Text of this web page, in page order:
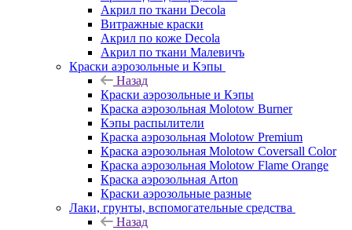
Акрил по ткани Decola
Витражные краски
Акрил по коже Decola
Акрил по ткани Малевичъ
Краски аэрозольные и Кэпы
Назад
Краски аэрозольные и Кэпы
Краска аэрозольная Molotow Burner
Кэпы распылители
Краска аэрозольная Molotow Premium
Краска аэрозольная Molotow Coversall Color
Краска аэрозольная Molotow Flame Orange
Краска аэрозольная Arton
Краски аэрозольные разные
Лаки, грунты, вспомогательные средства
Назад